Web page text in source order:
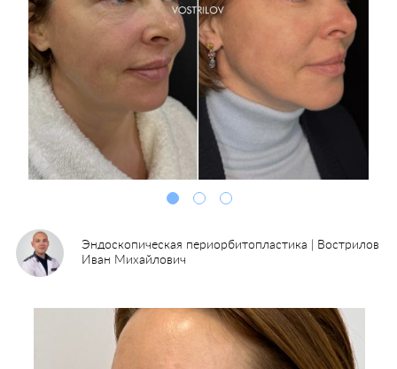
Эндоскопическая периорбитопластика | Вострилов
Иван Михайлович